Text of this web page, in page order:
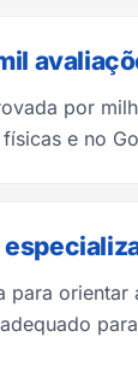
por
e no
para orientar